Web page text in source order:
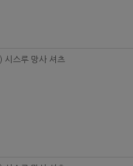
시스루 망사 셔츠